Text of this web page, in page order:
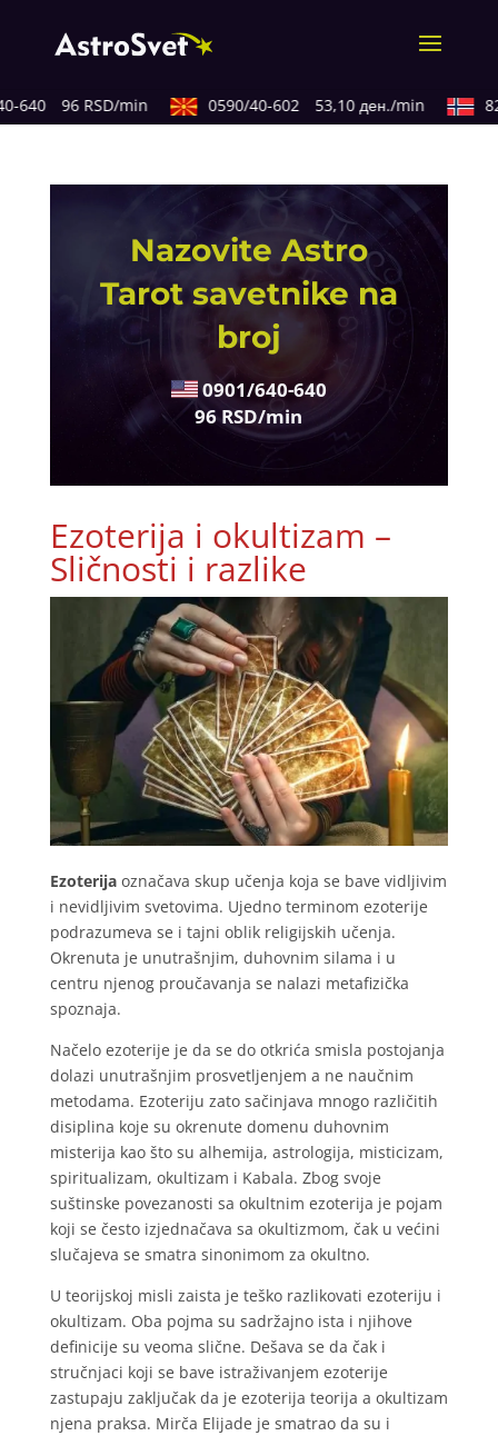
640 96 RSD/min 0590/40-602 53,10 ден./min
Nazovite Astro
Tarot savetnike na
broj
0901/640-640
96 RSD/min
Ezoterija i okultizam –
Sličnosti i razlike
Ezoterijaoznačava skup učenja koja se bave vidljivim
i nevidljivim svetovima. Ujedno terminom ezoterije
podrazumeva se i tajni oblik religijskih učenja.
Okrenuta je unutrašnjim, duhovnim silama i u
centru njenog proučavanja se nalazi metafizička
spoznaja.
Načelo ezoterije je da se do otkrića smisla postojanja
dolazi unutrašnjim prosvetljenjem a ne naučnim
metodama. Ezoteriju zato sačinjava mnogo različitih
disiplina koje su okrenute domenu duhovnim
misterija kao što su alhemija, astrologija, misticizam,
spiritualizam, okultizam i Kabala. Zbog svoje
suštinske povezanosti sa okultnim ezoterija je pojam
koji se često izjednačava sa okultizmom, čak u većini
slučajeva se smatra sinonimom za okultno.
U teorijskoj misli zaista je teško razlikovati ezoteriju i
okultizam. Oba pojma su sadržajno ista i njihove
definicije su veoma slične. Dešava se da čak i
stručnjaci koji se bave istraživanjem ezoterije
zastupaju zaključak da je ezoterija teorija a okultizam
njena praksa. Mirča Elijade je smatrao da su i